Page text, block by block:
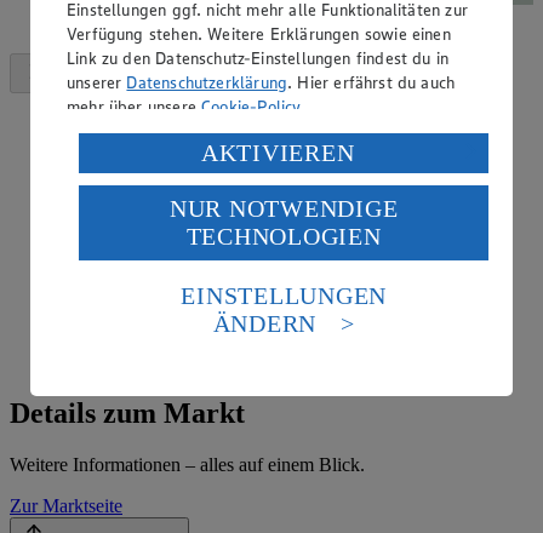
Details zum Markt
Weitere Informationen – alles auf einem Blick.
Zur Marktseite
Einstellungen ggf. nicht mehr alle Funktionalitäten zur
Verfügung stehen. Weitere Erklärungen sowie einen
Link zu den Datenschutz-Einstellungen findest du in
unserer Datenschutzerklärung. Hier erfährst du auch
mehr über unsereCookie-Policy.
Verarbeitung deiner personenbezogenen Daten in den
USA durch Facebook und YouTube:
Wenn du auf „Aktivieren“ klickst, willigst du im Sinne
des Art. 49 Abs. 1 Satz 1 lit. a) DSGVO ein, dass deine
Daten in den USA verarbeitet werden. Der EuGH sieht
die USA als Land mit einem nach europäischen
Standards nicht angemessenen Datenschutzniveau an.
Es besteht das Risiko eines Zugriffs durch US-
Informationen zum Herausgeber der Seite findest du
imImpressum
AKTIVIEREN
NUR NOTWENDIGE
TECHNOLOGIEN
EINSTELLUNGEN
ÄNDERN